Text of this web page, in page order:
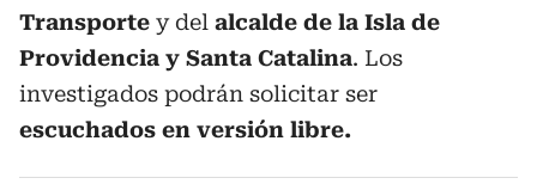
Transporte y del alcalde de la Isla de
Providencia y Santa Catalina. Los
investigados podrán solicitar ser
escuchados en versión libre.